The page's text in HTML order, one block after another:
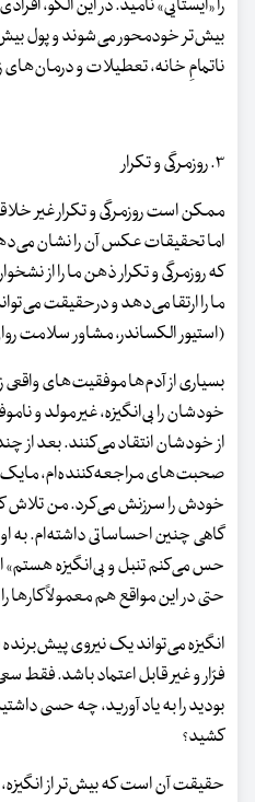
را «ایستایی» نامید. در این الگو،
بیش‌تر خودمحور می‌شوند و پول
ناتمامِ خانه، تعطیلات و درمان‌های
۳. روزمرگی و تکرار
ممکن است روزمرگی و تکرار غیر
اما تحقیقات عکس آن را نشان
که روزمرگی و تکرار ذهن ما را از
ما را ارتقا می‌دهد و درحقیقت
(استیور الکساندر، مشاور سلامت
بسیاری از آدم‌ها موفقیت‌های واقعی
خودشان را بی‌انگیزه، غیر مولد و
از خودشان انتقاد می‌کنند. بعد از
صحبت‌های مراجعه‌کننده‌ام،
خودش را سرزنش می‌کرد. من تلاش
گاهی چنین احساساتی داشته‌ام. به
حس می‌کنم تنبل و بی‌انگیزه هستم»
حتی در این مواقع هم معمولاً کارها
انگیزه می‌تواند یک نیروی
فرّار و غیر قابل‌ اعتماد باشد. فقط
بودید را به یاد آورید، چه حسی
کشید؟
حقیقت آن است که بیش‌تر از انگیزه،